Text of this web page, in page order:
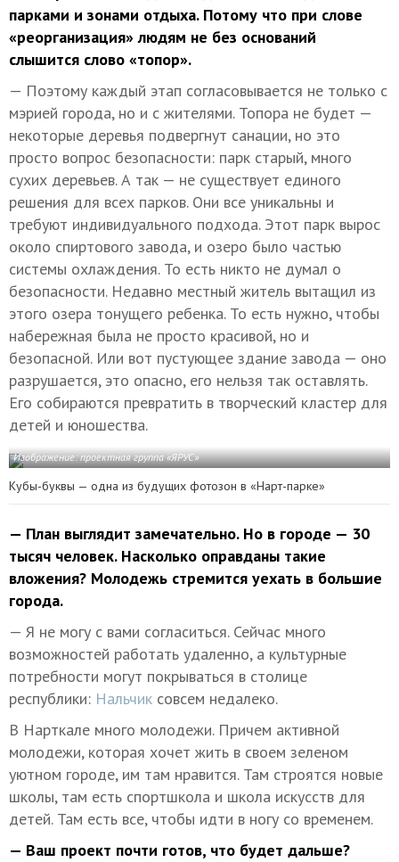
парками и зонами отдыха. Потому что при слове
«реорганизация» людям не без оснований
слышится слово «топор».
— Поэтому каждый этап согласовывается не только с
мэрией города, но и с жителями. Топора не будет —
некоторые деревья подвергнут санации, но это
просто вопрос безопасности: парк старый, много
сухих деревьев. А так — не существует единого
решения для всех парков. Они все уникальны и
требуют индивидуального подхода. Этот парк вырос
около спиртового завода, и озеро было частью
системы охлаждения. То есть никто не думал о
безопасности. Недавно местный житель вытащил из
этого озера тонущего ребенка. То есть нужно, чтобы
набережная была не просто красивой, но и
безопасной. Или вот пустующее здание завода — оно
разрушается, это опасно, его нельзя так оставлять.
Его собираются превратить в творческий кластер для
детей и юношества.
Изображение: проектная группа «ЯРУС»
Кубы-буквы — одна из будущих фотозон в «Нарт-парке»
— План выглядит замечательно. Но в городе — 30
тысяч человек. Насколько оправданы такие
вложения? Молодежь стремится уехать в большие
города.
— Я не могу с вами согласиться. Сейчас много
возможностей работать удаленно, а культурные
потребности могут покрываться в столице
республики: Нальчик совсем недалеко.
В Нарткале много молодежи. Причем активной
молодежи, которая хочет жить в своем зеленом
уютном городе, им там нравится. Там строятся новые
школы, там есть спортшкола и школа искусств для
детей. Там есть все, чтобы идти в ногу со временем.
— Ваш проект почти готов, что будет дальше?